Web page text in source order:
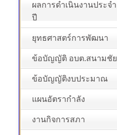
ผลการดำเนินงานประจำ
ปี
ยุทธศาสตร์การพัฒนา
ข้อบัญญัติ อบต.สนามชัย
ข้อบัญญัติงบประมาณ
แผนอัตรากำลัง
งานกิจการสภา